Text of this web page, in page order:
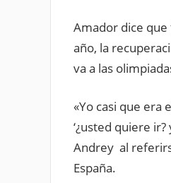
Amador dice
año, la
va a las
«Yo casi que era
‘¿usted quiere
Andrey al
España.